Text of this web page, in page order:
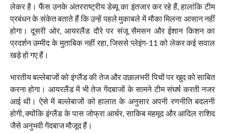
लेकर है। फैंस उनके अंतरराष्ट्रीय डेब्यू का इंतजार कर रहे हैं, हालांकि टीम
प्रबंधन के संकेत बताते हैं कि उन्हें पहले मुकाबले में मौका मिलना आसान नहीं
होगा। दूसरी ओर, आयरलैंड दौरे पर संजू सैमसन और ईशान किशन का
प्रदर्शन उम्मीद के मुताबिक नहीं रहा, जिससे प्लेइंग-11 को लेकर कई सवाल
खड़े हो गए हैं।
भारतीय बल्लेबाजों को इंग्लैंड की तेज और उछालभरी पिचों पर खुद को साबित
करना होगा। आयरलैंड में भी तेज गेंदबाजों के सामने टीम संघर्ष करती नजर
आई थी। ऐसे में बल्लेबाजों को हालात के अनुसार अपनी रणनीति बदलनी
होगी, क्योंकि इंग्लैंड के पास जोफ्रा आर्चर, साकिब महमूद और आदिल राशिद
जैसे अनुभवी गेंदबाज मौजूद हैं।